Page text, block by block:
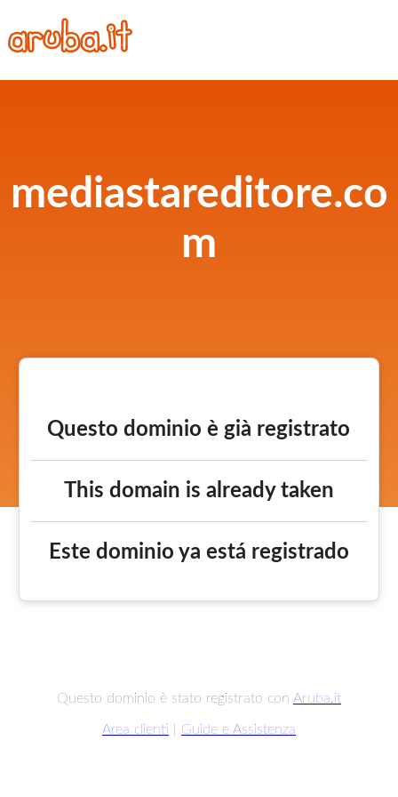
mediastareditore.co
m
Questo dominio è già registrato
This domain is already taken
Este dominio ya está registrado
Questo dominio è stato registrato con Aruba.it
Area clienti Guide e Assistenza